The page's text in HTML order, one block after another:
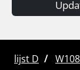
lijst D W108